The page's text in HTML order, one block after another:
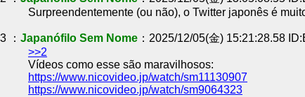
Surpreendentemente (ou não), o Twitter japonês é
3 ： Japanófilo Sem Nome ：2025/12/05(金) 15:21:28.58
>>2
Vídeos como esse são maravilhosos:
https://www.nicovideo.jp/watch/sm11130907
https://www.nicovideo.jp/watch/sm9064323